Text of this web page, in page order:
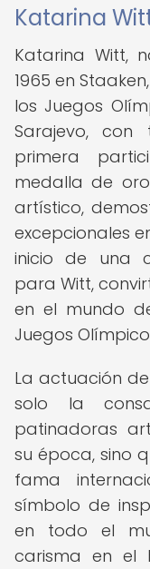
Katarina
Katarina Witt,
1965 en
los Juegos
Sarajevo,
primera
medalla de
artístico,
excepcionales
inicio de una
para Witt,
en el mundo
Juegos
La actuación
solo la
patinadoras
su época, sino
fama
símbolo de
en todo el
carisma en el